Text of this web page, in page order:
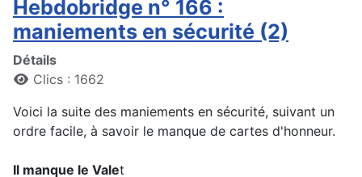
Hebdobridge n° 166 :
maniements en sécurité (2)
Détails
Clics : 1662
Voici la suite des maniements en sécurité, suivant un
ordre facile, à savoir le manque de cartes d'honneur.
Il manque le Valet